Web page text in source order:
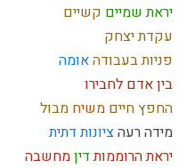
יראת שמיים קשיים
עקדת יצחק
פניות בעבודהאומה
בין אדם לחבירו
החפץ חיים משיח מבול
מידה רעהציונות דתית
יראת הרוממותדיןמחשבה